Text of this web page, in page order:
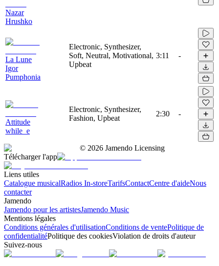
Nazar
Hrushko
La Lune
Igor
Pumphonia
Electronic, Synthesizer,
Soft, Neutral, Motivational,
Upbeat
3:11 -
Attitude
while_e
Electronic, Synthesizer,
Fashion, Upbeat
2:30 -
© 2026 Jamendo Licensing
Télécharger l'app
Liens utiles
Catalogue musicalRadios In-storeTarifsContactCentre d'aideNous
contacter
Jamendo
Jamendo pour les artistesJamendo Music
Mentions légales
Conditions générales d'utilisationConditions de ventePolitique de
confidentialitéPolitique des cookiesViolation de droits d'auteur
Suivez-nous